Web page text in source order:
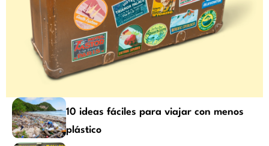
10 ideas fáciles para viajar con menos
plástico